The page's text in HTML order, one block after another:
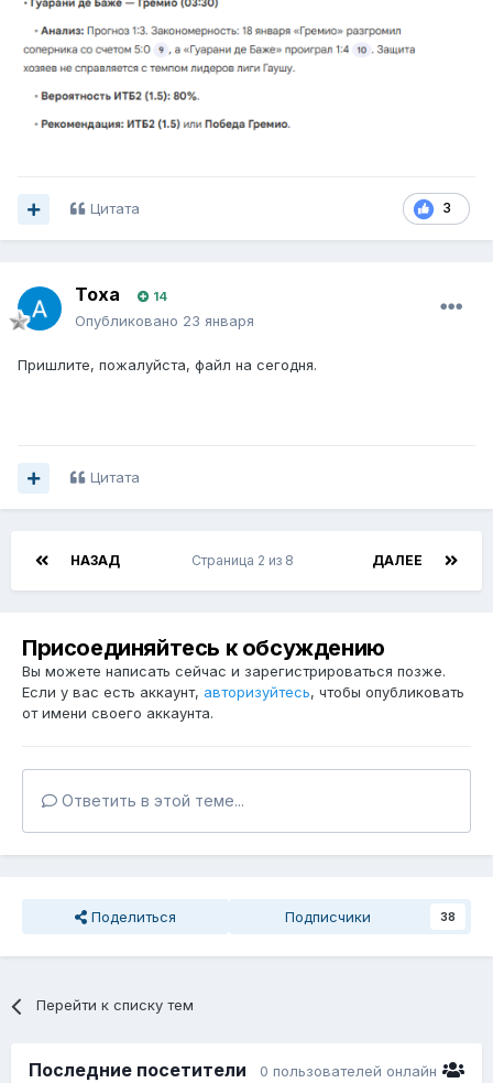
25.27 kB·0
3
Цитата
Toxa 14
Опубликовано 23 января
Пришлите, пожалуйста, файл на сегодня.
Цитата
НАЗАД ДАЛЕЕ
Страница 2 из 8
Присоединяйтесь к обсуждению
Вы можете написать сейчас и зарегистрироваться позже.
Если у вас есть аккаунт, авторизуйтесь, чтобы опубликовать
от имени своего аккаунта.
Ответить в этой теме...
Поделиться Подписчики 38
Перейти к списку тем
Последние посетители 0 пользователей онлайн